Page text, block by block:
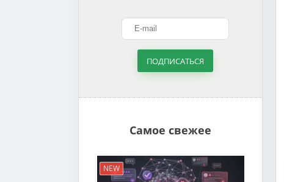
ПОДПИСАТЬСЯ
Самое свежее
NEW